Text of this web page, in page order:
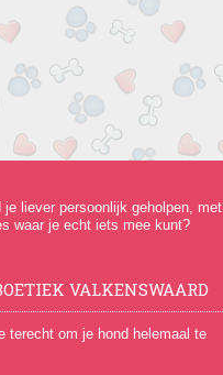
je liever persoonlijk geholpen, met
waar je echt iets mee kunt?
VALKENSWAARD
terecht om je hond helemaal te